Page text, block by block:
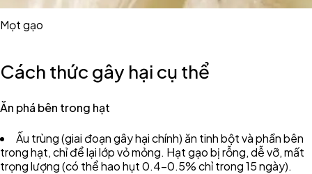
Mọt gạo
Cách thức gây hại cụ thể
Ăn phá bên trong hạt
Ấu trùng (giai đoạn gây hại chính) ăn tinh bột và phần bên
trong hạt, chỉ để lại lớp vỏ mỏng. Hạt gạo bị rỗng, dễ vỡ, mất
trọng lượng (có thể hao hụt 0.4-0.5% chỉ trong 15 ngày).